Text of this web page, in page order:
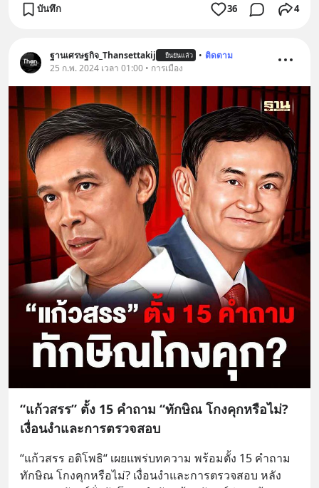
บันทึก 36 4
ฐานเศรษฐกิจ_Thansettakij ยืนยันแล้ว • ติดตาม
25 ก.พ. 2024 เวลา 01:00 • การเมือง
“แก้วสรร” ตั้ง 15 คำถาม “ทักษิณ โกงคุกหรือไม่?
เงื่อนงำและการตรวจสอบ
“แก้วสรร อติโพธิ“ เผยแพร่บทความ พร้อมตั้ง 15 คำถาม
ทักษิณ โกงคุกหรือไม่? เงื่อนงำและการตรวจสอบ หลัง